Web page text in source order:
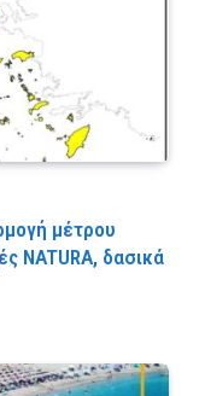
μέτρου
NATURA, δασικά